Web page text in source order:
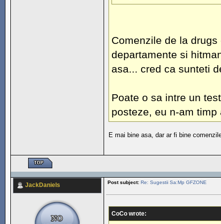
Comenzile de la
departamente si
asa... cred ca sunteti
Poate o sa intre un
posteze, eu n-am timp
E mai bine asa, dar ar fi bine
JackDaniels Post subject: Re: Sugestii Sa:Mp GFZONE
CoCo wrote: